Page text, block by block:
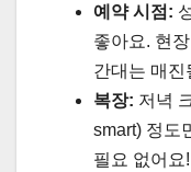
예약 시점:
좋아요. 현
간대는 매진
복장: 저녁
smart) 정도
필요 없어요!